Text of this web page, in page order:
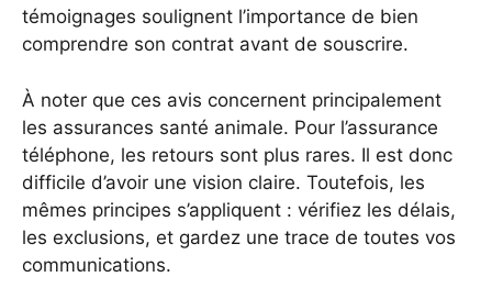
témoignages soulignent l’importance de bien
comprendre son contrat avant de souscrire.
À noter que ces avis concernent principalement
les assurances santé animale. Pour l’assurance
téléphone, les retours sont plus rares. Il est donc
difficile d’avoir une vision claire. Toutefois, les
mêmes principes s’appliquent : vérifiez les délais,
les exclusions, et gardez une trace de toutes vos
communications.